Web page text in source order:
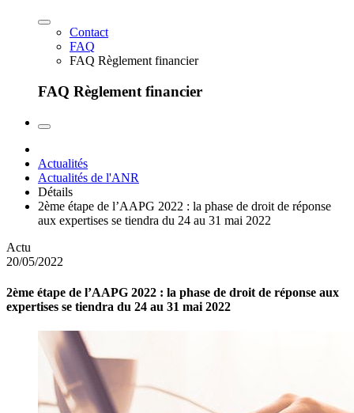
Contact
FAQ
FAQ Règlement financier
FAQ Règlement financier
Actualités
Actualités de l'ANR
Détails
2ème étape de l’AAPG 2022 : la phase de droit de réponse
aux expertises se tiendra du 24 au 31 mai 2022
Actu
20/05/2022
2ème étape de l’AAPG 2022 : la phase de droit de réponse aux
expertises se tiendra du 24 au 31 mai 2022